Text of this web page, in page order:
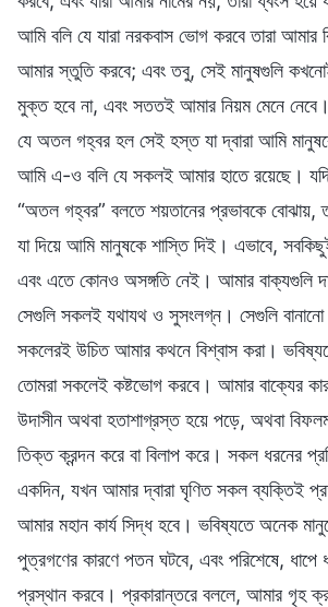
আমি বলি যে যারা নরকবাস ভোগ করবে তারা আমার
আমার স্তুতি করবে; এবং তবু, সেই মানুষগুলি
মুক্ত হবে না, এবং সততই আমার নিয়ম মেনে
যে অতল গহ্বর হল সেই হস্ত যা দ্বারা আমি
আমি এ-ও বলি যে সকলই আমার হাতে রয়েছে।
“অতল গহ্বর” বলতে শয়তানের প্রভাবকে বোঝায়,
যা দিয়ে আমি মানুষকে শাস্তি দিই। এভাবে,
এবং এতে কোনও অসঙ্গতি নেই। আমার বাক্যগুলি
সেগুলি সকলই যথাযথ ও সুসংলগ্ন। সেগুলি
সকলেরই উচিত আমার কথনে বিশ্বাস করা।
তোমরা সকলেই কষ্টভোগ করবে। আমার বাক্যের
উদাসীন অথবা হতাশাগ্রস্ত হয়ে পড়ে, অথবা
তিক্ত ক্রন্দন করে বা বিলাপ করে। সকল ধরনের
একদিন, যখন আমার দ্বারা ঘৃণিত সকল ব্যক্তিই
আমার মহান কার্য সিদ্ধ হবে। ভবিষ্যতে অনেক
পুত্রগণের কারণে পতন ঘটবে, এবং পরিশেষে, ধাপে
প্রস্থান করবে। প্রকারান্তরে বললে, আমার গৃহ